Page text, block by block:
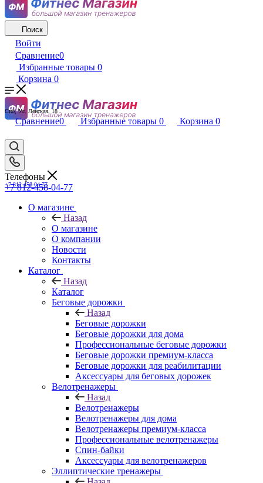
Поиск
Войти
Сравнение0
Избранные товары 0
Корзина 0
Спб, Ул. Ленская, 18
Сравнение0 Избранные товары 0 Корзина 0
+7 812-458-04-77
Телефоны
+7 812-458-04-77
О магазине
Назад
О магазине
О компании
Новости
Контакты
Каталог
Назад
Каталог
Беговые дорожки
Назад
Беговые дорожки
Беговые дорожки для дома
Профессиональные беговые дорожки
Беговые дорожки премиум-класса
Беговые дорожки для реабилитации
Аксессуары для беговых дорожек
Велотренажеры
Назад
Велотренажеры
Велотренажеры для дома
Велотренажеры премиум-класса
Профессиональные велотренажеры
Спин-байки
Аксессуары для велотренажеров
Эллиптические тренажеры